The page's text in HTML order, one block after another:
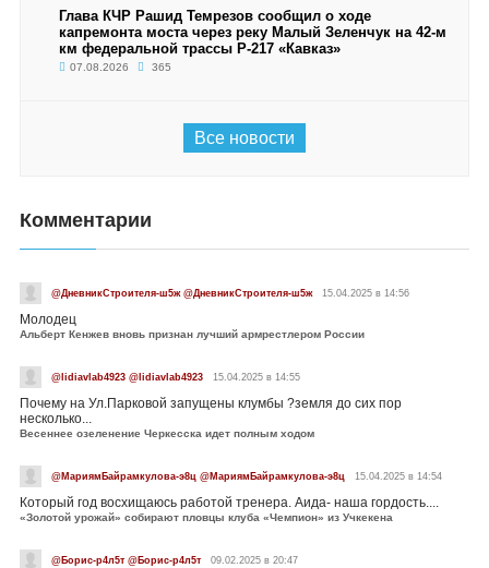
Глава КЧР Рашид Темрезов сообщил о ходе
капремонта моста через реку Малый Зеленчук на 42-м
км федеральной трассы Р-217 «Кавказ»
07.08.2026 365
Все новости
Комментарии
@ДневникСтроителя-ш5ж @ДневникСтроителя-ш5ж 15.04.2025 в 14:56
Молодец
Альберт Кенжев вновь признан лучший армрестлером России
@lidiavlab4923 @lidiavlab4923 15.04.2025 в 14:55
Почему на Ул.Парковой запущены клумбы ?земля до сих пор
несколько...
Весеннее озеленение Черкесска идет полным ходом
@МариямБайрамкулова-э8ц @МариямБайрамкулова-э8ц 15.04.2025 в 14:54
Который год восхищаюсь работой тренера. Аида- наша гордость....
«Золотой урожай» собирают пловцы клуба «Чемпион» из Учкекена
@Борис-р4л5т @Борис-р4л5т 09.02.2025 в 20:47